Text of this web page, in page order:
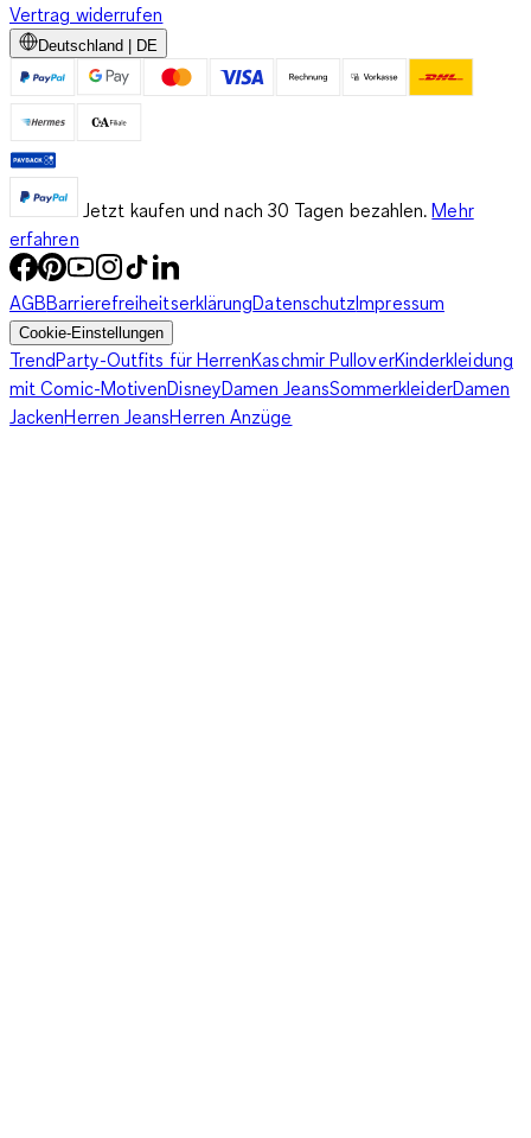
Vertrag widerrufen
Deutschland | DE
Jetzt kaufen und nach 30 Tagen bezahlen. Mehr
erfahren
AGBBarrierefreiheitserklärungDatenschutzImpressum
Cookie-Einstellungen
TrendParty-Outfits für HerrenKaschmir PulloverKinderkleidung
mit Comic-MotivenDisneyDamen JeansSommerkleiderDamen
JackenHerren JeansHerren Anzüge